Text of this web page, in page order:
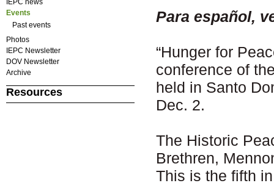
Para español,
“Hunger for
conference of
held in Santo
Dec. 2.
The Historic
Brethren,
This is the fifth
Events
Past events
Photos
IEPC Newsletter
DOV Newsletter
Archive
Resources